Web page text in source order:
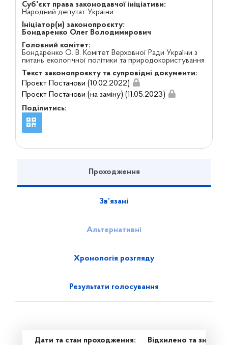
Суб'єкт права законодавчої ініціативи:
Народний депутат України
Ініціатор(и) законопроєкту:
Бондаренко Олег Володимирович
Головний комітет:
Бондаренко О. В. Комітет Верховної Ради України з
питань екологічної політики та природокористування
Текст законопроєкту та супровідні документи:
Проєкт Постанови (10.02.2022)
Проєкт Постанови (на заміну) (11.05.2023)
Поділитись:
Проходження
Зв’язані
Альтернативні
Хронологія розгляду
Результати голосування
Дати та стан проходження: Відхилено та знято